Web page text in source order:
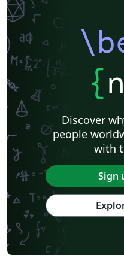
{
Discover
people
with
Sign